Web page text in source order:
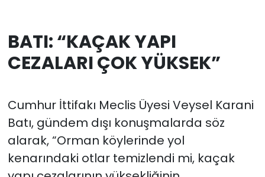
BATI: “KAÇAK YAPI
CEZALARI ÇOK YÜKSEK”
Cumhur İttifakı Meclis Üyesi Veysel Karani
Batı, gündem dışı konuşmalarda söz
alarak, “Orman köylerinde yol
kenarındaki otlar temizlendi mi, kaçak